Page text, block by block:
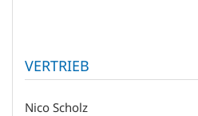
VERTRIEB
Nico Scholz